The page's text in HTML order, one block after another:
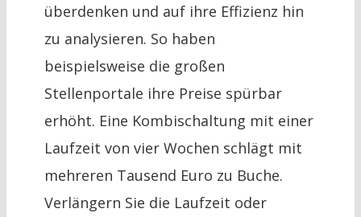
überdenken und auf ihre Effizienz hin
zu analysieren. So haben
beispielsweise die großen
Stellenportale ihre Preise spürbar
erhöht. Eine Kombischaltung mit einer
Laufzeit von vier Wochen schlägt mit
mehreren Tausend Euro zu Buche.
Verlängern Sie die Laufzeit oder